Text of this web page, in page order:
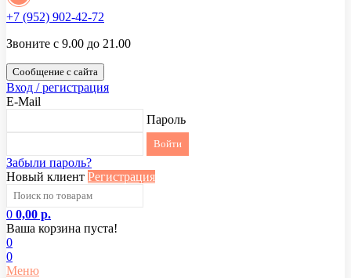
+7 (952) 902-42-72
Звоните с 9.00 до 21.00
Сообщение с сайта
Вход / регистрация
E-Mail
Пароль
Забыли пароль?
Новый клиент Регистрация
0 0,00 р.
Ваша корзина пуста!
0
0
Меню